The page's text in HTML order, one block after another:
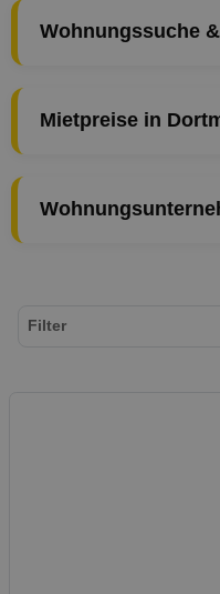
Wohnungssuche
Mietpreise in
Filter